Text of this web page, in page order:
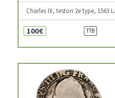
Charles IX, teston 2e type, 1563
100€ TTB